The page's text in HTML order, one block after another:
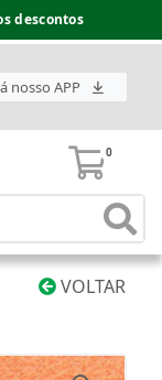
descontos
nosso APP
0
VOLTAR